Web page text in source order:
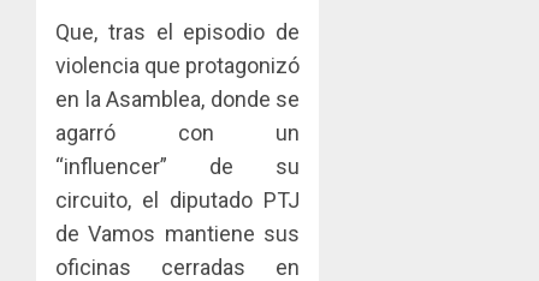
Que, tras el episodio de
violencia que protagonizó
en la Asamblea, donde se
agarró con un
“influencer” de su
circuito, el diputado PTJ
de Vamos mantiene sus
oficinas cerradas en